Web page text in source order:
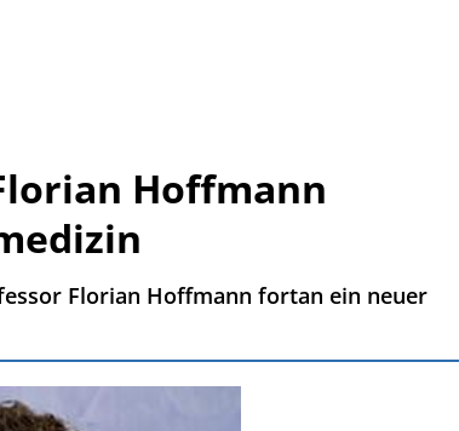
Hoffmann
Florian Hoffmann fortan ein neuer